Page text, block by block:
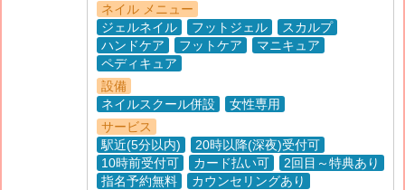
ネイル メニュー
ジェルネイル
フットジェル
スカルプ
ハンドケア
フットケア
マニキュア
ペディキュア
設備
ネイルスクール併設
女性専用
サービス
駅近(5分以内)
20時以降(深夜)受付可
10時前受付可
カード払い可
2回目～特典あり
指名予約無料
カウンセリングあり